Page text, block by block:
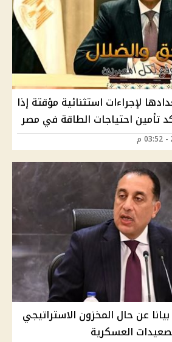
لإجراءات استثنائية مؤقتة إذا
تأمين احتياجات الطاقة في مصر
عن حال المخزون الاستراتيجي
العسكرية